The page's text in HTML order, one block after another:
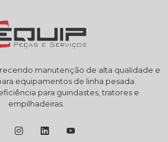
manutenção de alta qualidade e
equipamentos de linha pesada.
para guindastes, tratores e
empilhadeiras.